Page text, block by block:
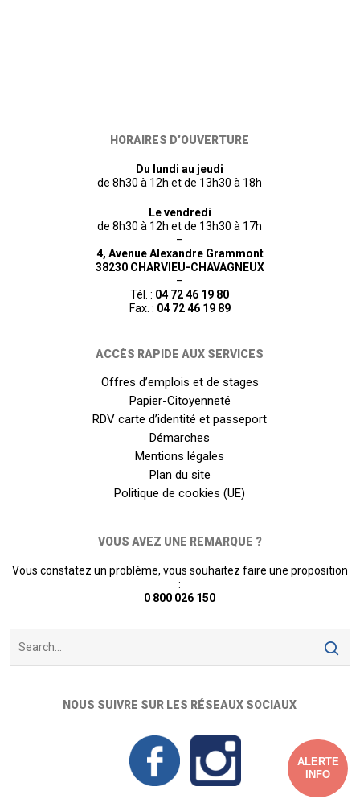
HORAIRES D’OUVERTURE
Du lundi au jeudi
de 8h30 à 12h et de 13h30 à 18h
Le vendredi
de 8h30 à 12h et de 13h30 à 17h
–
4, Avenue Alexandre Grammont
38230 CHARVIEU-CHAVAGNEUX
–
Tél. : 04 72 46 19 80
Fax. : 04 72 46 19 89
ACCÈS RAPIDE AUX SERVICES
Offres d’emplois et de stages
Papier-Citoyenneté
RDV carte d’identité et passeport
Démarches
Mentions légales
Plan du site
Politique de cookies (UE)
VOUS AVEZ UNE REMARQUE ?
Vous constatez un problème, vous souhaitez faire une proposition
:
0 800 026 150
NOUS SUIVRE SUR LES RÉSEAUX SOCIAUX
ALERTE
INFO